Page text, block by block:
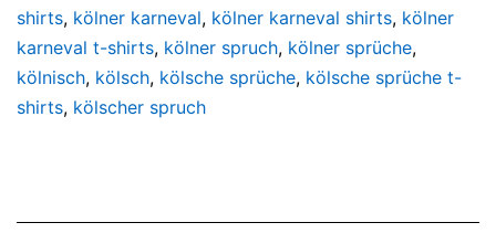
shirts, kölner karneval, kölner karneval shirts, kölner
karneval t-shirts, kölner spruch, kölner sprüche,
kölnisch, kölsch, kölsche sprüche, kölsche sprüche t-
shirts, kölscher spruch